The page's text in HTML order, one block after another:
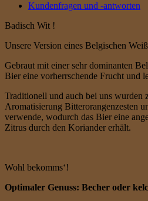
Kundenfragen und -antworten
Badisch Wit !
Unsere Version eines Belgischen
Gebraut mit einer sehr dominanten
Bier eine vorherrschende Frucht und
Traditionell und auch bei uns wurden
Aromatisierung Bitterorangenzesten
verwende, wodurch das Bier eine
Zitrus durch den Koriander erhält.
Wohl bekomms‘!
Optimaler Genuss: Becher oder